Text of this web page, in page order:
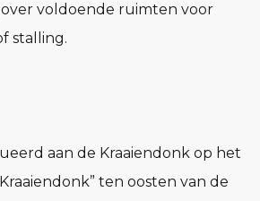
voldoende ruimten voor
stalling.
aan de Kraaiendonk op het
ten oosten van de